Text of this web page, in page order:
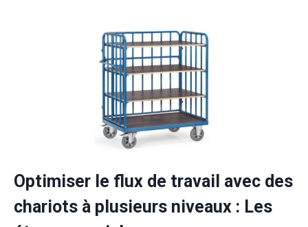
Optimiser le flux de travail avec des
chariots à plusieurs niveaux : Les